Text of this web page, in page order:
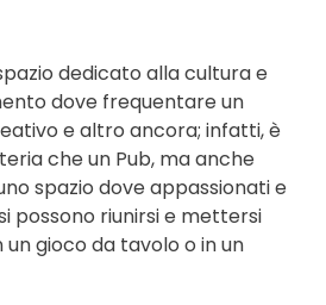
dedicato alla cultura e
dove frequentare un
e altro ancora; infatti, è
che un Pub, ma anche
spazio dove appassionati e
possono riunirsi e mettersi
gioco da tavolo o in un